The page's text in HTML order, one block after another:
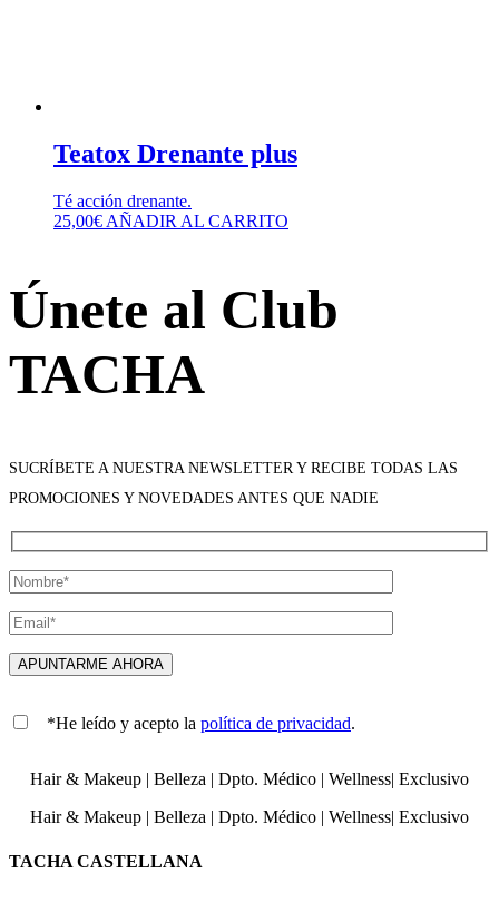
Teatox Drenante plus
Té acción drenante.
25,00€ AÑADIR AL CARRITO
Únete al Club
TACHA
SUCRÍBETE A NUESTRA NEWSLETTER Y RECIBE TODAS LAS
PROMOCIONES Y NOVEDADES ANTES QUE NADIE
*He leído y acepto la política de privacidad.
Hair & Makeup | Belleza | Dpto. Médico | Wellness| Exclusivo
Hair & Makeup | Belleza | Dpto. Médico | Wellness| Exclusivo
TACHA CASTELLANA